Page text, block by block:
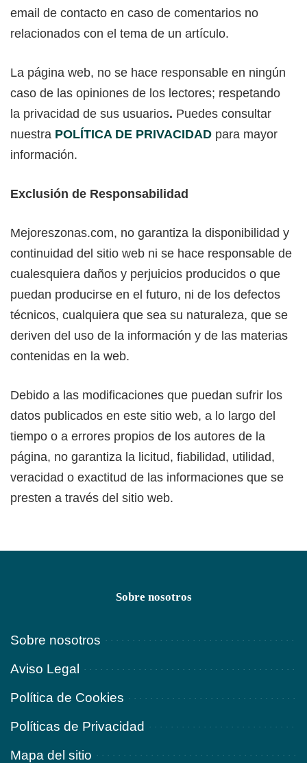
email de contacto en caso de comentarios no
relacionados con el tema de un artículo.
La página web, no se hace responsable en ningún
caso de las opiniones de los lectores; respetando
la privacidad de sus usuarios. Puedes consultar
nuestra POLÍTICA DE PRIVACIDAD para mayor
información.
Exclusión de Responsabilidad
Mejoreszonas.com, no garantiza la disponibilidad y
continuidad del sitio web ni se hace responsable de
cualesquiera daños y perjuicios producidos o que
puedan producirse en el futuro, ni de los defectos
técnicos, cualquiera que sea su naturaleza, que se
deriven del uso de la información y de las materias
contenidas en la web.
Debido a las modificaciones que puedan sufrir los
datos publicados en este sitio web, a lo largo del
tiempo o a errores propios de los autores de la
página, no garantiza la licitud, fiabilidad, utilidad,
veracidad o exactitud de las informaciones que se
presten a través del sitio web.
Sobre nosotros
Sobre nosotros
Aviso Legal
Política de Cookies
Políticas de Privacidad
Mapa del sitio